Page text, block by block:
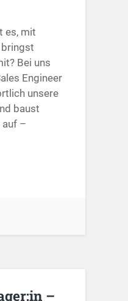
es, mit
bringst
Bei uns
Engineer
unsere
baust
auf –
–